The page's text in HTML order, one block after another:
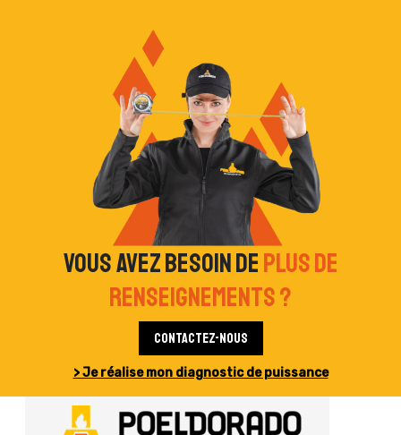
Vous avez besoin deplus de
renseignements ?
Contactez-nous
> Je réalise mon diagnostic de puissance